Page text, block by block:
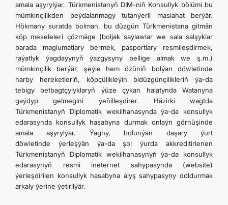
amala aşyrylýar. Türkmenistanyň DIM-niň Konsullyk bölümi bu
mümkinçilikden peýdalanmagy tutanýerli maslahat berýär.
Hökmany suratda bolman, bu düzgün Türkmenistana gitmän
köp meseleleri çözmäge (boljak saýlawlar we sala salşyklar
barada maglumatlary bermek, pasportlary resmileşdirmek,
raýatlyk ýagdaýynyň ýazgysyny bellige almak we ş.m.)
mümkinçilik berýär, şeýle hem özüniň bolýan döwletinde
harby hereketleriň, köpçülikleýin bidüzgünçilikleriň ýa-da
tebigy betbagtçylyklaryň ýüze çykan halatynda Watanyna
gaýdyp gelmegini ýeňilleşdirer. Häzirki wagtda
Türkmenistanyň Diplomatik wekilhanasynda ýa-da konsullyk
edarasynda konsullyk hasabyna durmak onlaýn görnüşinde
amala aşyrylýar. Ýagny, bolunýan daşary ýurt
döwletinde ýerleşýän ýa-da şol ýurda akkreditirlenen
Türkmenistanyň Diplomatik wekilhanasynyň ýa-da konsullyk
edarasynyň resmi ineternet sahypasynda (website)
ýerleşdirilen konsullyk hasabyna alyş sahypasyny doldurmak
arkaly ýerine ýetirilýär.